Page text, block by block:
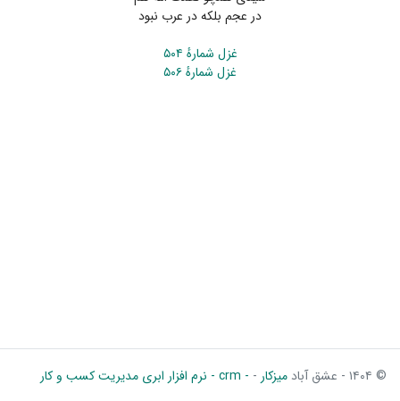
در عجم بلکه در عرب نبود
غزل شمارهٔ ۵۰۴
غزل شمارهٔ ۵۰۶
© ۱۴۰۴ - عشق آباد میزکار - - crm - نرم افزار ابری مدیریت کسب و کار